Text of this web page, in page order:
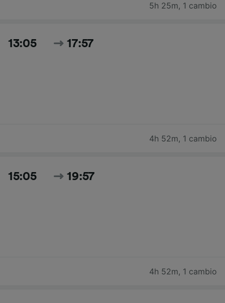
5h 25m, 1 cambio
13:05 17:57
4h 52m, 1 cambio
15:05 19:57
4h 52m, 1 cambio